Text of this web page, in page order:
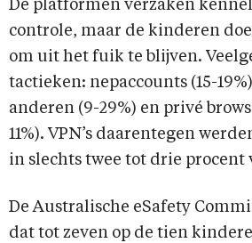
De platformen verzaken
controle, maar de kinderen
om uit het fuik te blijven.
tactieken: nepaccounts (15-
anderen (9-29%) en privé
11%). VPN’s daarentegen
in slechts twee tot drie procent
De Australische eSafety
dat tot zeven op de tien